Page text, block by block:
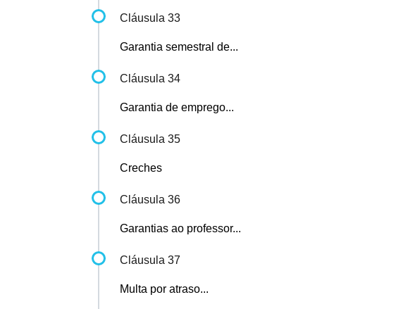
Cláusula 33
Garantia semestral de...
Cláusula 34
Garantia de emprego...
Cláusula 35
Creches
Cláusula 36
Garantias ao professor...
Cláusula 37
Multa por atraso...